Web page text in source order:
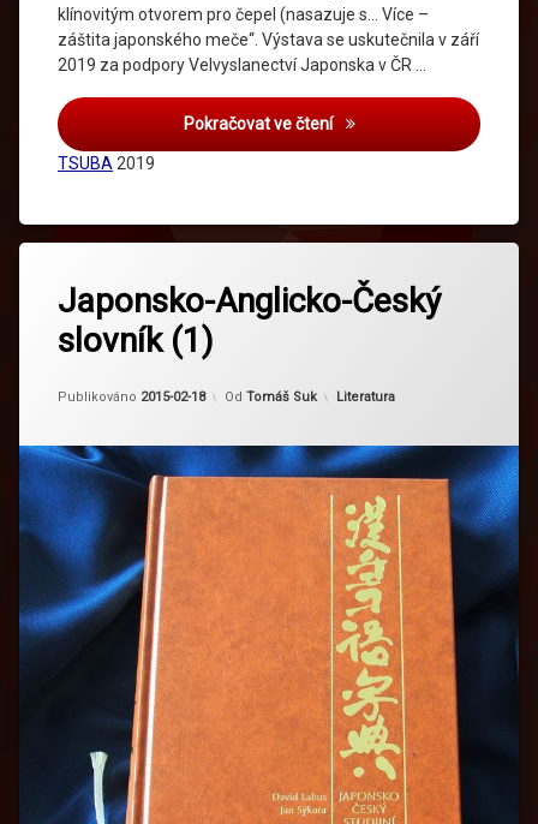
klínovitým otvorem pro čepel (nasazuje s… Více –
záštita japonského meče“. Výstava se uskutečnila v září
2019 za podpory Velvyslanectví Japonska v ČR …
Pokračovat ve čteníKatalog
TSUBA 2019
Japonsko-Anglicko-Český
slovník (1)
Publikováno 2015-02-18
Aktualizováno 2024-02-23
Od Tomáš Suk Kategorie:
Literatura